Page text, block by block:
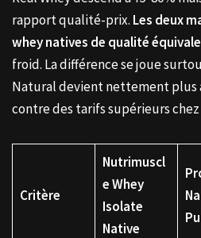
rapport qualité-prix. Les deux
whey natives de qualité
froid. La différence se joue
Natural devient nettement plus
contre des tarifs supérieurs
Critère
Nutrimuscl
e Whey
Isolate
Native